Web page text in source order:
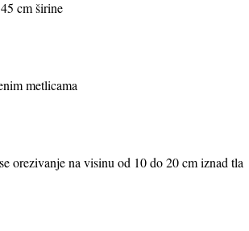
cm širine
metlicama
orezivanje na visinu od 10 do 20 cm iznad tla